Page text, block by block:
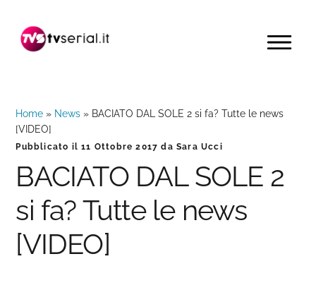
navigazione
contenuto
barra
MENU
Home » News » BACIATO DAL SOLE 2 si fa? Tutte le news
[VIDEO]
Pubblicato il11 Ottobre 2017 daSara Ucci
BACIATO DAL SOLE 2
si fa? Tutte le news
[VIDEO]